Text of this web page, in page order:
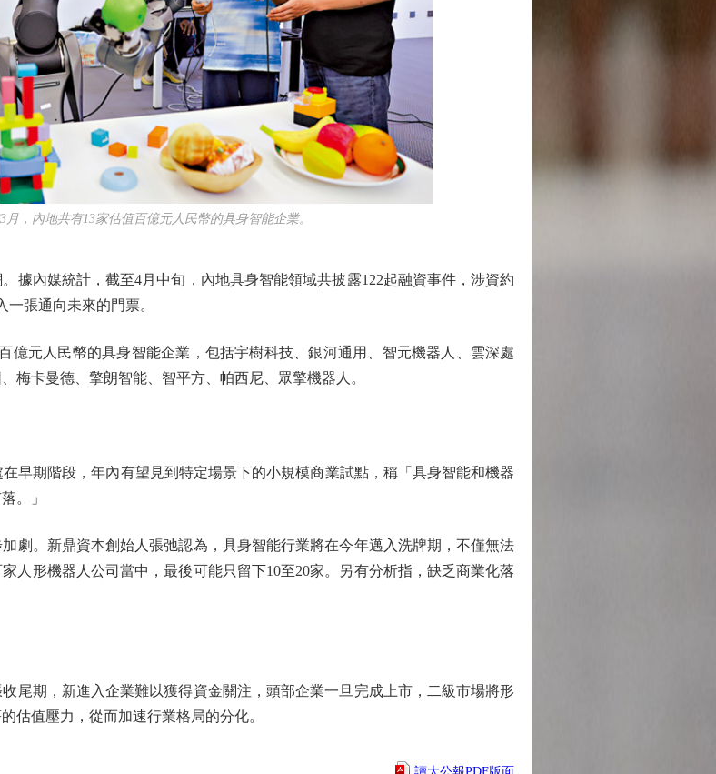
內地共有13家估值百億元人民幣的具身智能企業。
內媒統計，截至4月中旬，內地具身智能領域共披露122起融資事件，涉資約
張通向未來的門票。
元人民幣的具身智能企業，包括宇樹科技、銀河通用、智元機器人、雲深處
梅卡曼德、擎朗智能、智平方、帕西尼、眾擎機器人。
期階段，年內有望見到特定場景下的小規模商業試點，稱「具身智能和機器
。」
。新鼎資本創始人張弛認為，具身智能行業將在今年邁入洗牌期，不僅無法
人形機器人公司當中，最後可能只留下10至20家。另有分析指，缺乏商業化落
期，新進入企業難以獲得資金關注，頭部企業一旦完成上市，二級市場將形
估值壓力，從而加速行業格局的分化。